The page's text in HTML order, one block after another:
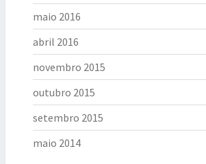
maio 2016
abril 2016
novembro 2015
outubro 2015
setembro 2015
maio 2014